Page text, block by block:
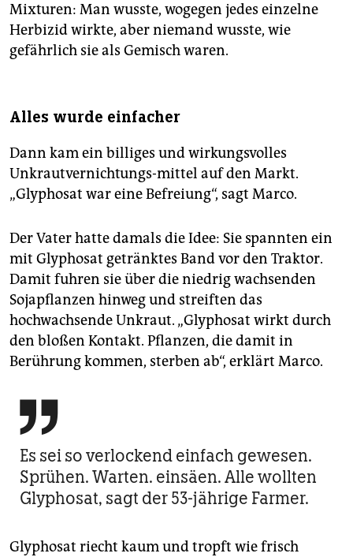
Mixturen: Man wusste, wogegen jedes einzelne
Herbizid wirkte, aber niemand wusste, wie
gefährlich sie als Gemisch waren.
Alles wurde einfacher
Dann kam ein billiges und wirkungsvolles
Unkrautvernichtungs-mittel auf den Markt.
„Glyphosat war eine Befreiung“, sagt Marco.
Der Vater hatte damals die Idee: Sie spannten ein
mit Glyphosat getränktes Band vor den Traktor.
Damit fuhren sie über die niedrig wachsenden
Sojapflanzen hinweg und streiften das
hochwachsende Unkraut. „Glyphosat wirkt durch
den bloßen Kontakt. Pflanzen, die damit in
Berührung kommen, sterben ab“, erklärt Marco.

Es sei so verlockend einfach gewesen.
Sprühen. Warten. einsäen. Alle wollten
Glyphosat, sagt der 53-jährige Farmer.
Glyphosat riecht kaum und tropft wie frisch